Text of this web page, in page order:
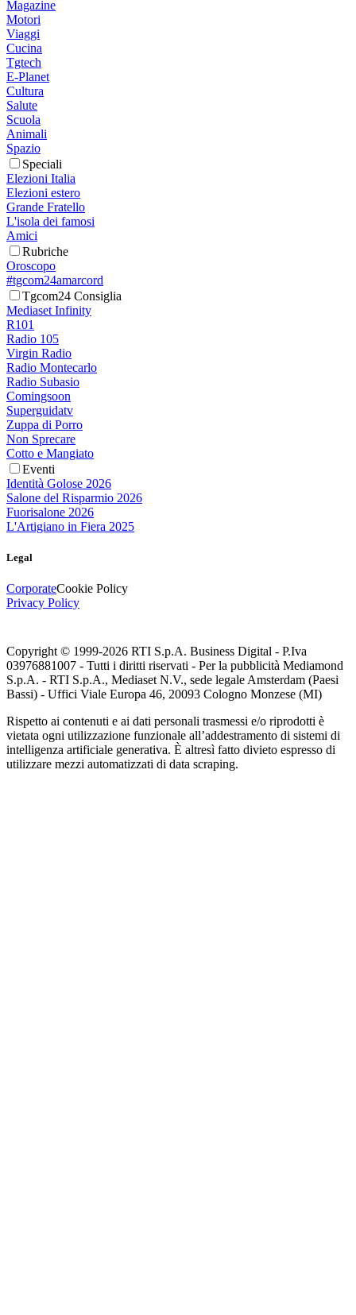
Magazine
Motori
Viaggi
Cucina
Tgtech
E-Planet
Cultura
Salute
Scuola
Animali
Spazio
Speciali
Elezioni Italia
Elezioni estero
Grande Fratello
L'isola dei famosi
Amici
Rubriche
Oroscopo
#tgcom24amarcord
Tgcom24 Consiglia
Mediaset Infinity
R101
Radio 105
Virgin Radio
Radio Montecarlo
Radio Subasio
Comingsoon
Superguidatv
Zuppa di Porro
Non Sprecare
Cotto e Mangiato
Eventi
Identità Golose 2026
Salone del Risparmio 2026
Fuorisalone 2026
L'Artigiano in Fiera 2025
Legal
CorporateCookie Policy
Privacy Policy
Copyright © 1999-2026 RTI S.p.A. Business Digital - P.Iva
03976881007 - Tutti i diritti riservati - Per la pubblicità Mediamond
S.p.A. - RTI S.p.A., Mediaset N.V., sede legale Amsterdam (Paesi
Bassi) - Uffici Viale Europa 46, 20093 Cologno Monzese (MI)
Rispetto ai contenuti e ai dati personali trasmessi e/o riprodotti è
vietata ogni utilizzazione funzionale all’addestramento di sistemi di
intelligenza artificiale generativa. È altresì fatto divieto espresso di
utilizzare mezzi automatizzati di data scraping.